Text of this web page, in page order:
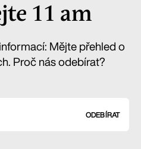
11 am
Mějte přehled o
Proč nás odebírat?
ODEBÍRAT